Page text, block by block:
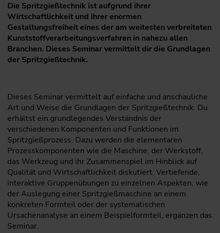
Die Spritzgießtechnik ist aufgrund ihrer
Wirtschaftlichkeit und ihrer enormen
Gestaltungsfreiheit eines der am weitesten verbreiteten
Kunststoffverarbeitungsverfahren in nahezu allen
Branchen. Dieses Seminar vermittelt dir die Grundlagen
der Spritzgießtechnik.
Dieses Seminar vermittelt auf einfache und anschauliche
Art und Weise die Grundlagen der Spritzgießtechnik. Du
erhältst ein grund­legendes Verständnis der
verschiedenen Komponenten und ­Funktionen im
Spritzgießprozess. Dazu werden die elementaren
Prozesskomponenten wie die Maschine, der Werkstoff,
das Werkzeug und ihr Zusammenspiel im Hinblick auf
Qualität und Wirtschaftlichkeit diskutiert. Vertiefende,
interaktive Gruppenübungen zu einzelnen Aspekten, wie
der Auslegung einer Spritzgießmaschine an einem
konkreten Formteil oder der systematischen
Ursachenanalyse an einem Beispielformteil, ergänzen das
Seminar.